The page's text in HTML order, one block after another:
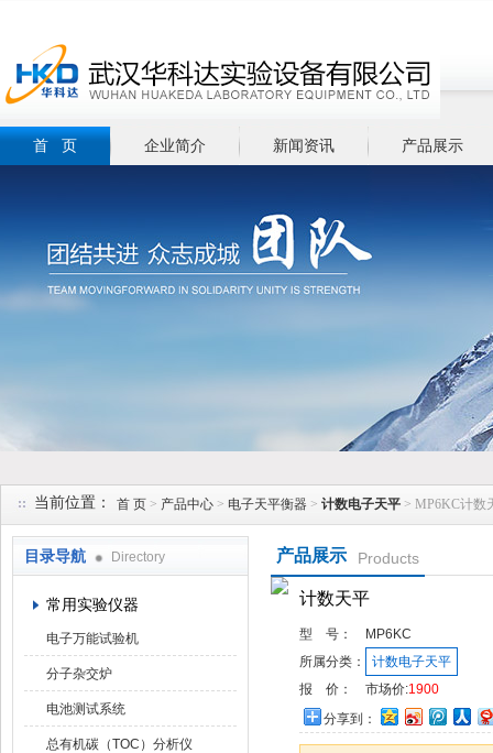
首 页 企业简介 新闻资讯 产品展示
当前位置： 首 页 > 产品中心 > 电子天平衡器 > 计数电子天平 > MP6KC计数
目录导航 Directory
常用实验仪器
电子万能试验机
分子杂交炉
电池测试系统
总有机碳（TOC）分析仪
产品展示 Products
计数天平
型 号：
MP6KC
所属分类：
计数电子天平
报 价：
市场价:1900
分享到：